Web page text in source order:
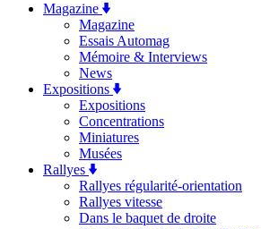
Magazine
Magazine
Essais Automag
Mémoire & Interviews
News
Expositions
Expositions
Concentrations
Miniatures
Musées
Rallyes
Rallyes régularité-orientation
Rallyes vitesse
Dans le baquet de droite